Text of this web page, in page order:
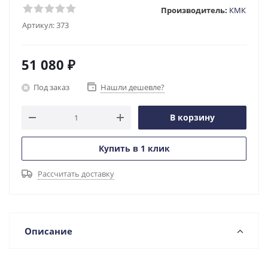
Артикул:373
Производитель: КМК
51 080 ₽
Под заказ Нашли дешевле?
В корзину
Купить в 1 клик
Рассчитать доставку
Описание